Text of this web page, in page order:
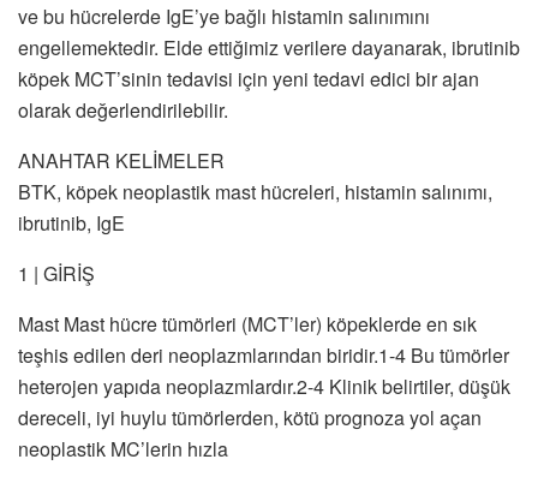
ve bu hücrelerde IgE’ye bağlı histamin salınımını
engellemektedir. Elde ettiğimiz verilere dayanarak, ibrutinib
köpek MCT’sinin tedavisi için yeni tedavi edici bir ajan
olarak değerlendirilebilir.
ANAHTAR KELİMELER
BTK, köpek neoplastik mast hücreleri, histamin salınımı,
ibrutinib, IgE
1 | GİRİŞ
Mast Mast hücre tümörleri (MCT’ler) köpeklerde en sık
teşhis edilen deri neoplazmlarından biridir.1-4 Bu tümörler
heterojen yapıda neoplazmlardır.2-4 Klinik belirtiler, düşük
dereceli, iyi huylu tümörlerden, kötü prognoza yol açan
neoplastik MC’lerin hızla